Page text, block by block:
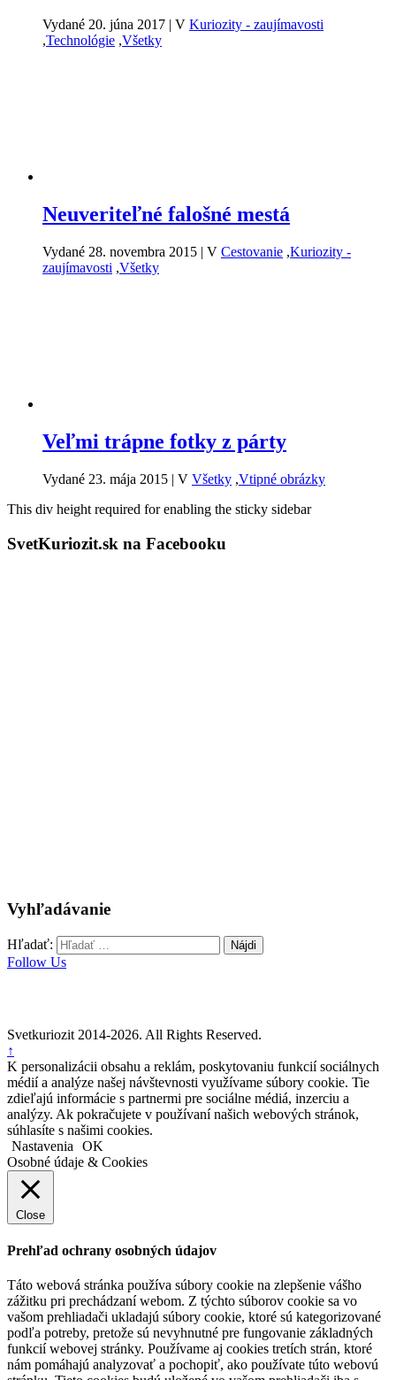
Vydané 20. júna 2017 | V Kuriozity - zaujímavosti
,Technológie ,Všetky
Neuveriteľné falošné mestá
Vydané 28. novembra 2015 | V Cestovanie ,Kuriozity -
zaujímavosti ,Všetky
Veľmi trápne fotky z párty
Vydané 23. mája 2015 | V Všetky ,Vtipné obrázky
This div height required for enabling the sticky sidebar
SvetKuriozit.sk na Facebooku
Vyhľadávanie
Hľadať:
Follow Us
Svetkuriozit 2014-2026. All Rights Reserved.
↑
K personalizácii obsahu a reklám, poskytovaniu funkcií sociálnych
médií a analýze našej návštevnosti využívame súbory cookie. Tie
zdieľajú informácie s partnermi pre sociálne médiá, inzerciu a
analýzy. Ak pokračujete v používaní našich webových stránok,
súhlasíte s našimi cookies.
Nastavenia
OK
Osobné údaje & Cookies
Close
Prehľad ochrany osobných údajov
Táto webová stránka používa súbory cookie na zlepšenie vášho
zážitku pri prechádzaní webom. Z týchto súborov cookie sa vo
vašom prehliadači ukladajú súbory cookie, ktoré sú kategorizované
podľa potreby, pretože sú nevyhnutné pre fungovanie základných
funkcií webovej stránky. Používame aj cookies tretích strán, ktoré
nám pomáhajú analyzovať a pochopiť, ako používate túto webovú